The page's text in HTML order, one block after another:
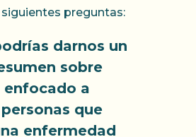
preguntas:
darnos un
sobre
a
que
enfermedad